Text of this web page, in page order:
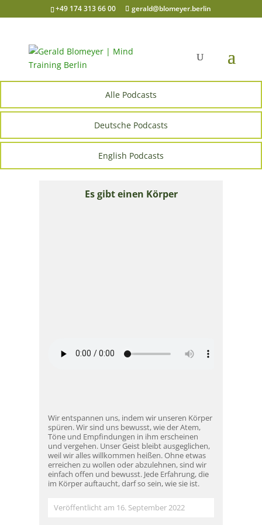
+49 174 313 66 00 gerald@blomeyer.berlin
Alle Podcasts
Deutsche Podcasts
English Podcasts
Es gibt einen Körper
Wir entspannen uns, indem wir unseren Körper
spüren. Wir sind uns bewusst, wie der Atem,
Töne und Empfindungen in ihm erscheinen
und vergehen. Unser Geist bleibt ausgeglichen,
weil wir alles willkommen heißen. Ohne etwas
erreichen zu wollen oder abzulehnen, sind wir
einfach offen und bewusst. Jede Erfahrung, die
im Körper auftaucht, darf so sein, wie sie ist.
Veröffentlicht am 16. September 2022